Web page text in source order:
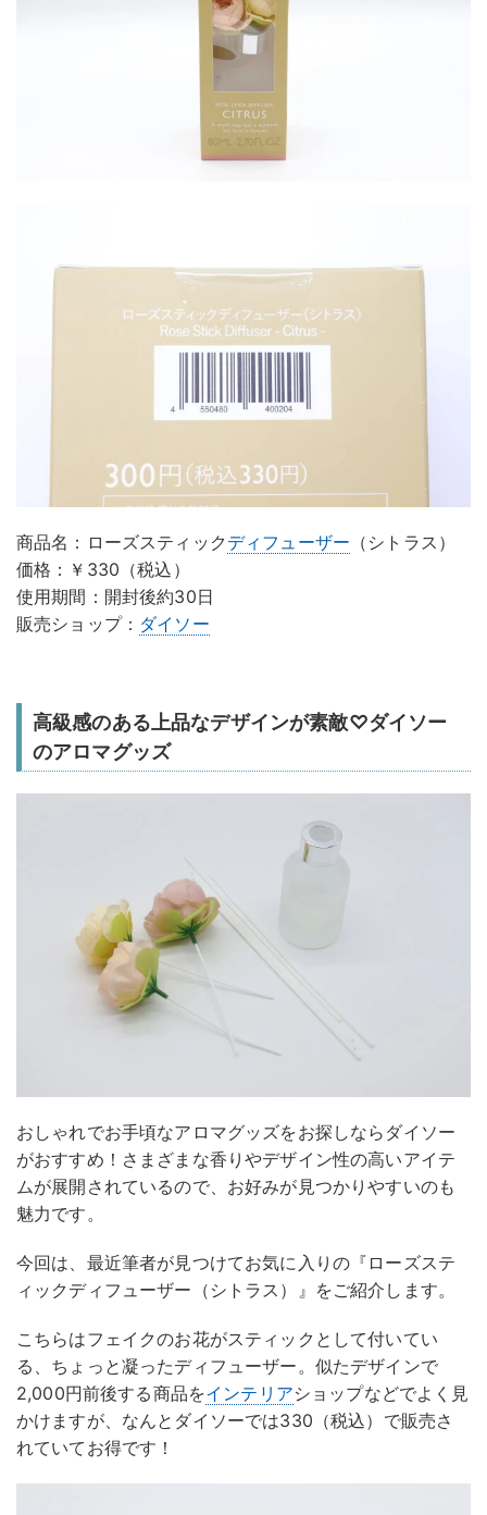
商品名：ローズスティック ディフューザー （シトラス）
価格：￥330（税込）
使用期間：開封後約30日
販売ショップ： ダイソー
高級感のある上品なデザインが素敵♡ダイソー
のアロマグッズ
おしゃれでお手頃なアロマグッズをお探しならダイソー
がおすすめ！さまざまな香りやデザイン性の高いアイテ
ムが展開されているので、お好みが見つかりやすいのも
魅力です。
今回は、最近筆者が見つけてお気に入りの『ローズステ
ィックディフューザー（シトラス）』をご紹介します。
こちらはフェイクのお花がスティックとして付いてい
る、ちょっと凝ったディフューザー。似たデザインで
2,000円前後する商品をインテリアショップなどでよく見
かけますが、なんとダイソーでは330（税込）で販売さ
れていてお得です！